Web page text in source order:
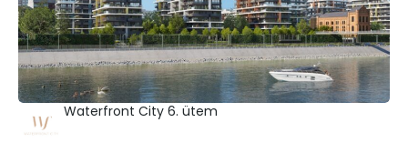
Waterfront City 6. ütem